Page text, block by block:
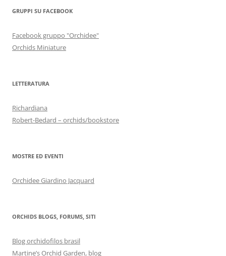
GRUPPI SU FACEBOOK
Facebook gruppo "Orchidee"
Orchids Miniature
LETTERATURA
Richardiana
Robert-Bedard – orchids/bookstore
MOSTRE ED EVENTI
Orchidee Giardino Jacquard
ORCHIDS BLOGS, FORUMS, SITI
Blog orchidofilos brasil
Martine’s Orchid Garden, blog